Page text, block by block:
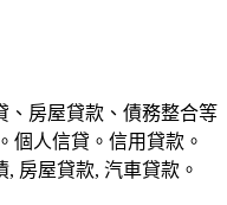
、房屋貸款、債務整合等
個人信貸。信用貸款。
房屋貸款, 汽車貸款。